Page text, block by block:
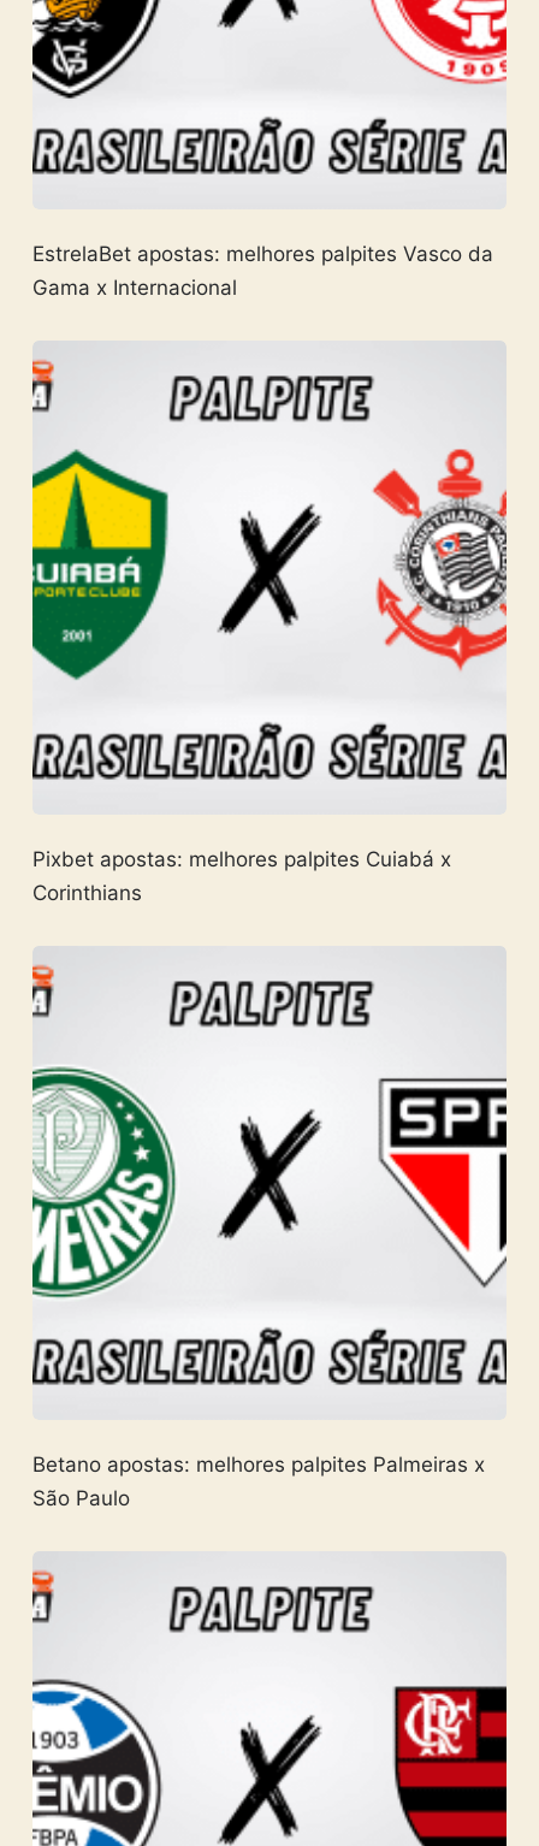
EstrelaBet apostas: melhores palpites Vasco da
Gama x Internacional
Pixbet apostas: melhores palpites Cuiabá x
Corinthians
Betano apostas: melhores palpites Palmeiras x
São Paulo